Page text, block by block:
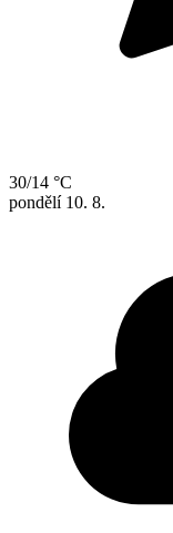
30/14 °C
pondělí 10. 8.